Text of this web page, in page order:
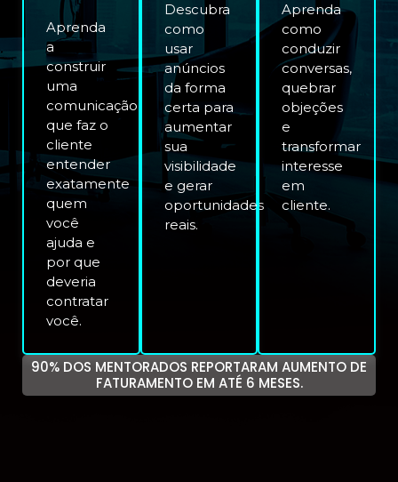
Aprenda
a
construir
uma
comunicação
que faz o
cliente
entender
exatamente
quem
você
ajuda e
por que
deveria
contratar
você.
Descubra
como
usar
anúncios
da forma
certa para
aumentar
sua
visibilidade
e gerar
oportunidades
reais.
Aprenda
como
conduzir
conversas,
quebrar
objeções
e
transformar
interesse
em
cliente.
90% DOS MENTORADOS REPORTARAM AUMENTO DE
FATURAMENTO EM ATÉ 6 MESES.